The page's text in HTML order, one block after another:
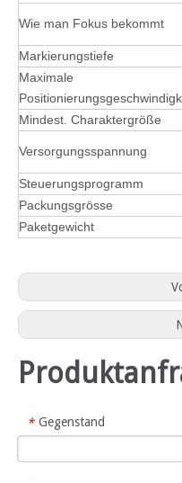
Wie man Fokus bekommt
Markierungstiefe
Maximale
Mindest. Charaktergröße
Versorgungsspannung
Steuerungsprogramm
Packungsgrösse
Paketgewicht
* Gegenstand